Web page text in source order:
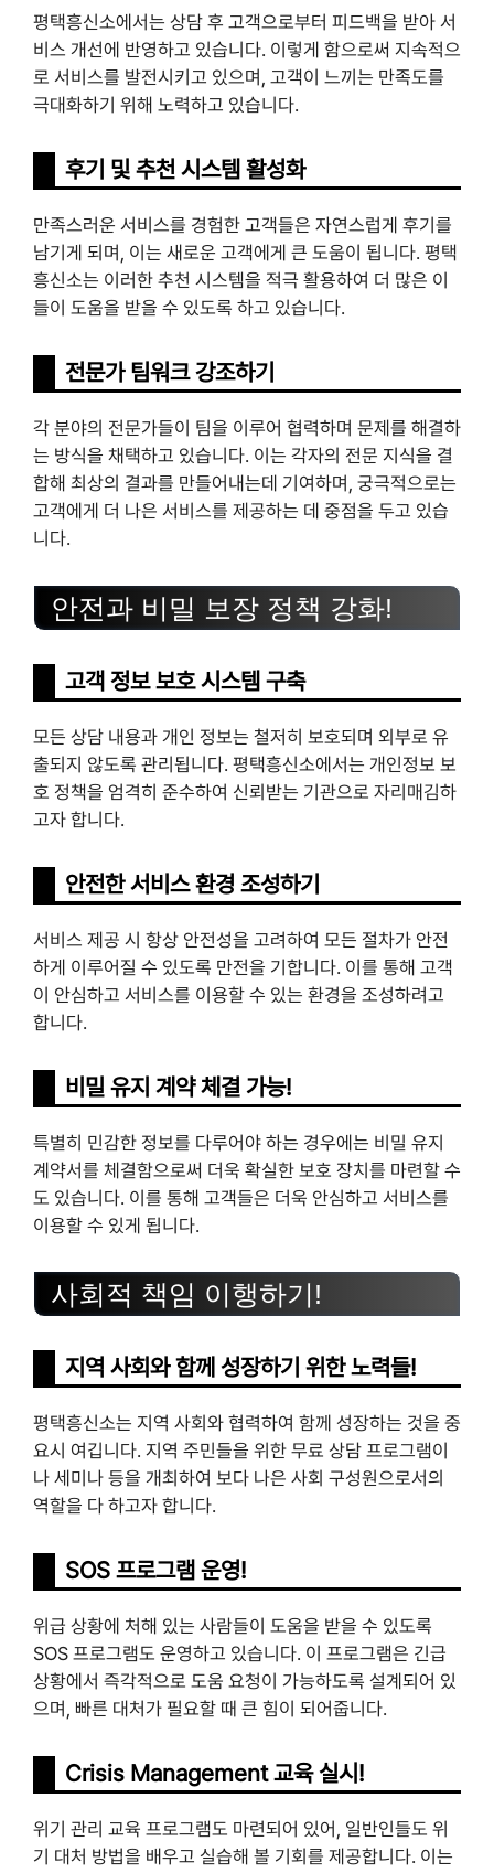
평택흥신소에서는 상담 후 고객으로부터 피드백을 받아 서
비스 개선에 반영하고 있습니다. 이렇게 함으로써 지속적으
로 서비스를 발전시키고 있으며, 고객이 느끼는 만족도를
극대화하기 위해 노력하고 있습니다.
후기 및 추천 시스템 활성화
만족스러운 서비스를 경험한 고객들은 자연스럽게 후기를
남기게 되며, 이는 새로운 고객에게 큰 도움이 됩니다. 평택
흥신소는 이러한 추천 시스템을 적극 활용하여 더 많은 이
들이 도움을 받을 수 있도록 하고 있습니다.
전문가 팀워크 강조하기
각 분야의 전문가들이 팀을 이루어 협력하며 문제를 해결하
는 방식을 채택하고 있습니다. 이는 각자의 전문 지식을 결
합해 최상의 결과를 만들어내는데 기여하며, 궁극적으로는
고객에게 더 나은 서비스를 제공하는 데 중점을 두고 있습
니다.
안전과 비밀 보장 정책 강화!
고객 정보 보호 시스템 구축
모든 상담 내용과 개인 정보는 철저히 보호되며 외부로 유
출되지 않도록 관리됩니다. 평택흥신소에서는 개인정보 보
호 정책을 엄격히 준수하여 신뢰받는 기관으로 자리매김하
고자 합니다.
안전한 서비스 환경 조성하기
서비스 제공 시 항상 안전성을 고려하여 모든 절차가 안전
하게 이루어질 수 있도록 만전을 기합니다. 이를 통해 고객
이 안심하고 서비스를 이용할 수 있는 환경을 조성하려고
합니다.
비밀 유지 계약 체결 가능!
특별히 민감한 정보를 다루어야 하는 경우에는 비밀 유지
계약서를 체결함으로써 더욱 확실한 보호 장치를 마련할 수
도 있습니다. 이를 통해 고객들은 더욱 안심하고 서비스를
이용할 수 있게 됩니다.
사회적 책임 이행하기!
지역 사회와 함께 성장하기 위한 노력들!
평택흥신소는 지역 사회와 협력하여 함께 성장하는 것을 중
요시 여깁니다. 지역 주민들을 위한 무료 상담 프로그램이
나 세미나 등을 개최하여 보다 나은 사회 구성원으로서의
역할을 다 하고자 합니다.
SOS 프로그램 운영!
위급 상황에 처해 있는 사람들이 도움을 받을 수 있도록
SOS 프로그램도 운영하고 있습니다. 이 프로그램은 긴급
상황에서 즉각적으로 도움 요청이 가능하도록 설계되어 있
으며, 빠른 대처가 필요할 때 큰 힘이 되어줍니다.
Crisis Management 교육 실시!
위기 관리 교육 프로그램도 마련되어 있어, 일반인들도 위
기 대처 방법을 배우고 실습해 볼 기회를 제공합니다. 이는